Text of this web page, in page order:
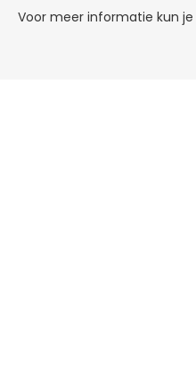
Voor meer informatie kun je